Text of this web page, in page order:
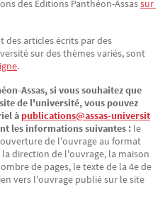
des Éditions Panthéon-Assassur
des articles écrits par des
sur des thèmes variés, sont
.
Assas, si vous souhaitez que
de l'université, vous pouvez
à publications@assas-universit
les informations suivantes : le
de l'ouvrage au format
direction de l'ouvrage, la maison
de pages, le texte de la 4e de
vers l'ouvrage publié sur le site